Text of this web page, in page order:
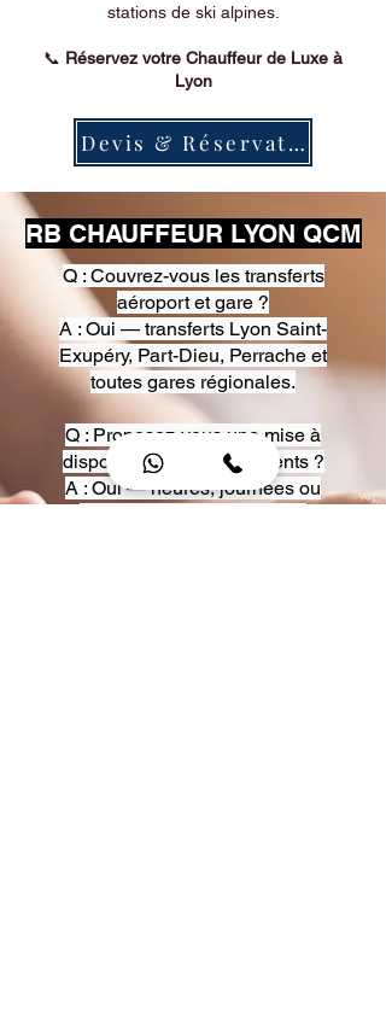
stations de ski alpines.
📞 Réservez votre Chauffeur de Luxe à
Lyon
Devis & Réservation
RB CHAUFFEUR LYON QCM
Q : Couvrez-vous les transferts
aéroport et gare ?
A : Oui — transferts Lyon Saint-
Exupéry, Part-Dieu, Perrache et
toutes gares régionales.
Q : Proposez-vous une mise à
disposition pour événements ?
A : Oui — heures, journées ou